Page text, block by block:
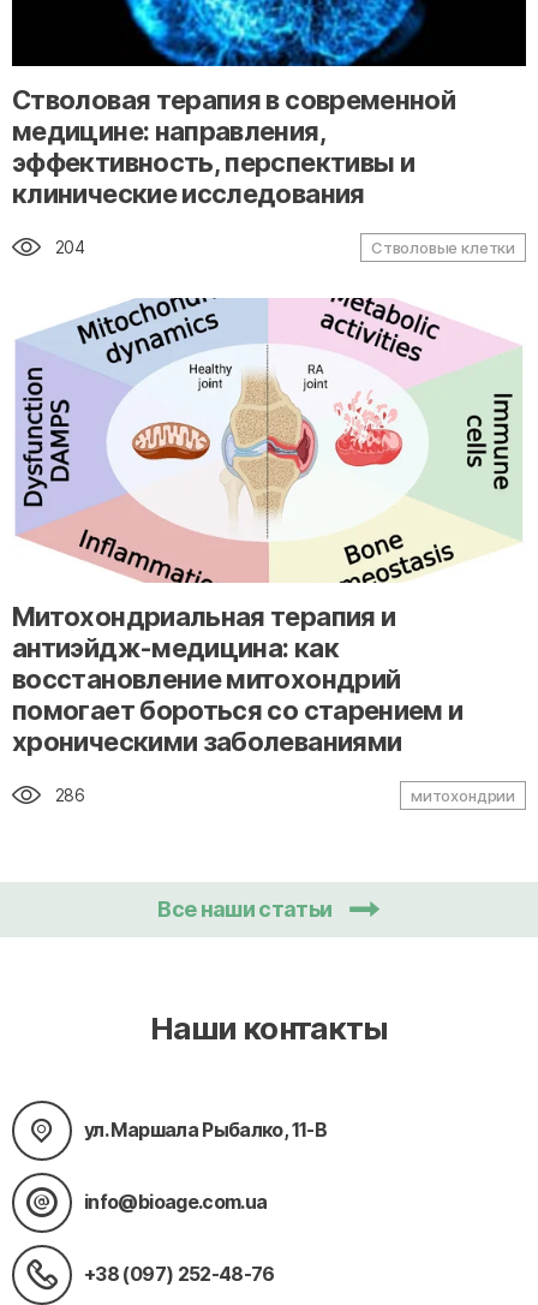
" alt="loading" class="img-responsive"/>
Стволовая терапия в современной
медицине: направления,
эффективность, перспективы и
клинические исследования
204 Стволовые клетки
" alt="loading" class="img-responsive"/>
Митохондриальная терапия и
антиэйдж-медицина: как
восстановление митохондрий
помогает бороться со старением и
хроническими заболеваниями
286 митохондрии
Все наши статьи
Наши контакты
ул. Маршала Рыбалко, 11-В
info@bioage.com.ua
+38 (097) 252-48-76